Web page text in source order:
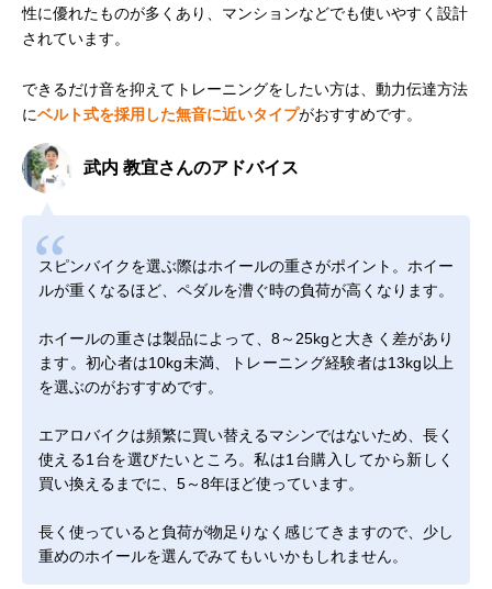
性に優れたものが多くあり、マンションなどでも使いやすく設計
されています。
できるだけ音を抑えてトレーニングをしたい方は、動力伝達方法
にベルト式を採用した無音に近いタイプがおすすめです。
武内 教宜さんのアドバイス
スピンバイクを選ぶ際はホイールの重さがポイント。ホイー
ルが重くなるほど、ペダルを漕ぐ時の負荷が高くなります。
ホイールの重さは製品によって、8～25kgと大きく差があり
ます。初心者は10kg未満、トレーニング経験者は13kg以上
を選ぶのがおすすめです。
エアロバイクは頻繁に買い替えるマシンではないため、長く
使える1台を選びたいところ。私は1台購入してから新しく
買い換えるまでに、5～8年ほど使っています。
長く使っていると負荷が物足りなく感じてきますので、少し
重めのホイールを選んでみてもいいかもしれません。